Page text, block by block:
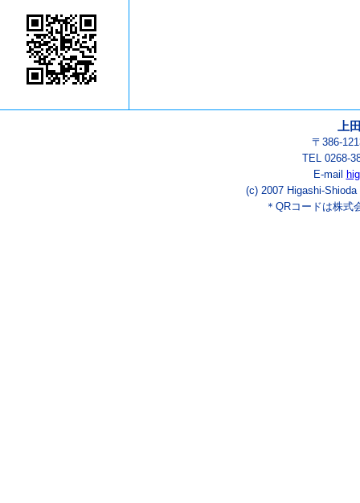
上
〒386-
TEL 0268-
E-mail
(c) 2007 Higashi-
＊QRコードは株式